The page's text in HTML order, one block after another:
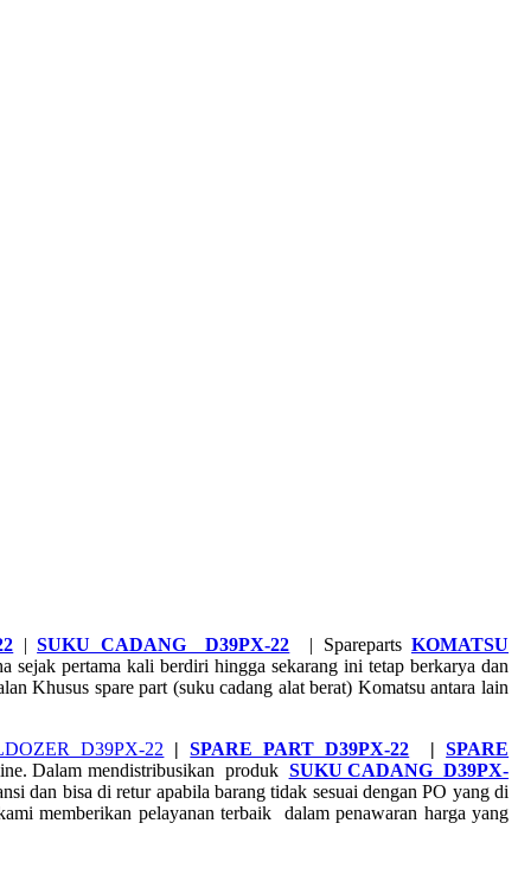
|SUKU CADANG D39PX-22 | SparepartsKOMATSU
sejak pertama kali berdiri hingga sekarang ini tetap berkarya dan
Khusus spare part (suku cadang alat berat) Komatsu antara lain
D39PX-22 |SPARE PART D39PX-22 |SPARE
Dalam mendistribusikan produk SUKU CADANG D39PX-
dan bisa di retur apabila barang tidak sesuai dengan PO yang di
memberikan pelayanan terbaik dalam penawaran harga yang